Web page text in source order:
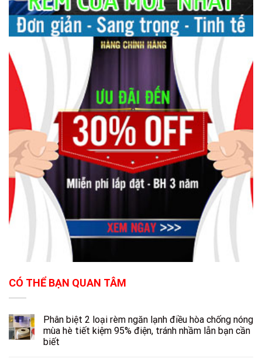
CÓ THỂ BẠN QUAN TÂM
Phân biệt 2 loại rèm ngăn lạnh điều hòa chống nóng
mùa hè tiết kiệm 95% điện, tránh nhầm lẫn bạn cần
biết